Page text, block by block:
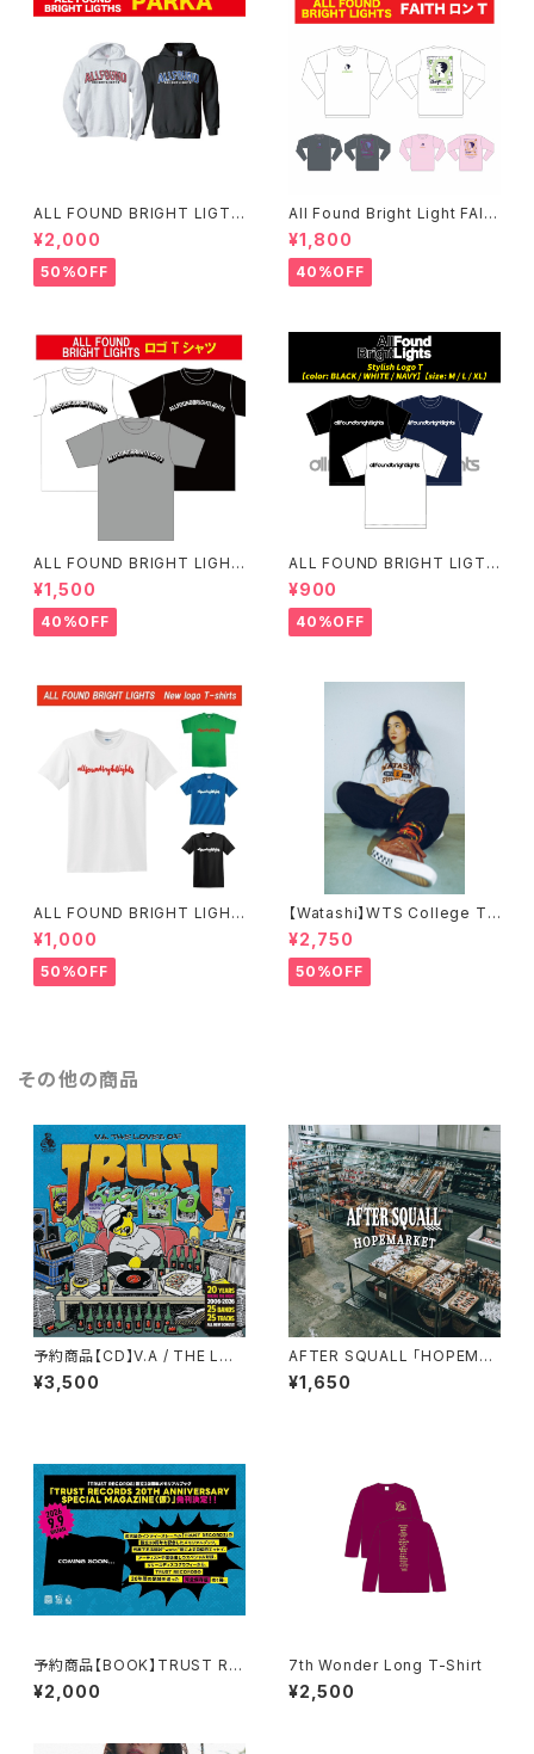
ALL FOUND BRIGHT LIGTH
S パーカー
¥2,000
50%OFF
All Found Bright Light FAIT
H ロンT(残り僅か)
¥1,800
40%OFF
ALL FOUND BRIGHT LIGHT
S LOGO T-SHIRTS
¥1,500
40%OFF
ALL FOUND BRIGHT LIGTH
S スタイリッシュロゴTシャツ
¥900
40%OFF
ALL FOUND BRIGHT LIGHT
S SIMPLE LOGO T-SHIRTS
¥1,000
50%OFF
【Watashi】WTS College T-
shirts【IF I FELL限定】
¥2,750
50%OFF
その他の商品
予約商品【CD】V.A / THE LOV
ES OF TRUST RECORDS 3
¥3,500
AFTER SQUALL 「HOPEMAR
KET」
¥1,650
予約商品【BOOK】TRUST RE
CORDS 20TH ANNIVERSAR
Y SPECIAL MAGAZINE（仮）
¥2,000
7th Wonder Long T-Shirt
¥2,500